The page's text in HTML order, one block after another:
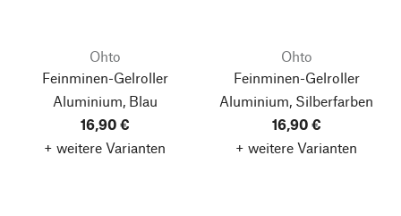
Ohto
Feinminen-Gelroller
Aluminium, Blau
16,90 €
+ weitere Varianten
Ohto
Feinminen-Gelroller
Aluminium, Silberfarben
16,90 €
+ weitere Varianten